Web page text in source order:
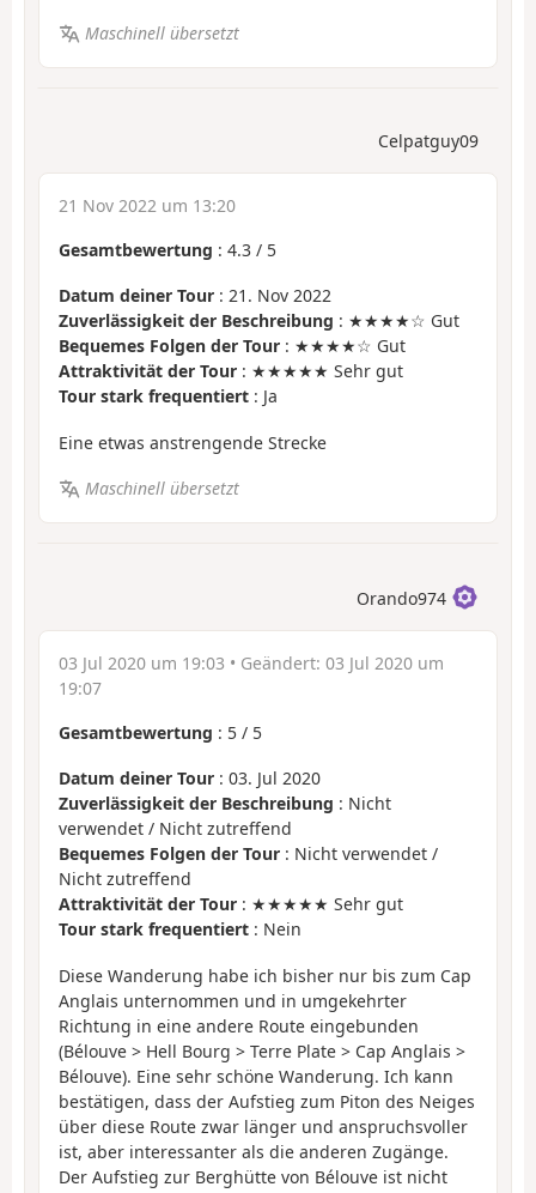
Maschinell übersetzt
Celpatguy09
21 Nov 2022 um 13:20
Gesamtbewertung : 4.3 / 5
Datum deiner Tour : 21. Nov 2022
Zuverlässigkeit der Beschreibung : ★★★★☆ Gut
Bequemes Folgen der Tour : ★★★★☆ Gut
Attraktivität der Tour : ★★★★★ Sehr gut
Tour stark frequentiert : Ja
Eine etwas anstrengende Strecke
Maschinell übersetzt
Orando974
03 Jul 2020 um 19:03 • Geändert: 03 Jul 2020 um
19:07
Gesamtbewertung : 5 / 5
Datum deiner Tour : 03. Jul 2020
Zuverlässigkeit der Beschreibung : Nicht
verwendet / Nicht zutreffend
Bequemes Folgen der Tour : Nicht verwendet /
Nicht zutreffend
Attraktivität der Tour : ★★★★★ Sehr gut
Tour stark frequentiert : Nein
Diese Wanderung habe ich bisher nur bis zum Cap
Anglais unternommen und in umgekehrter
Richtung in eine andere Route eingebunden
(Bélouve > Hell Bourg > Terre Plate > Cap Anglais >
Bélouve). Eine sehr schöne Wanderung. Ich kann
bestätigen, dass der Aufstieg zum Piton des Neiges
über diese Route zwar länger und anspruchsvoller
ist, aber interessanter als die anderen Zugänge.
Der Aufstieg zur Berghütte von Bélouve ist nicht